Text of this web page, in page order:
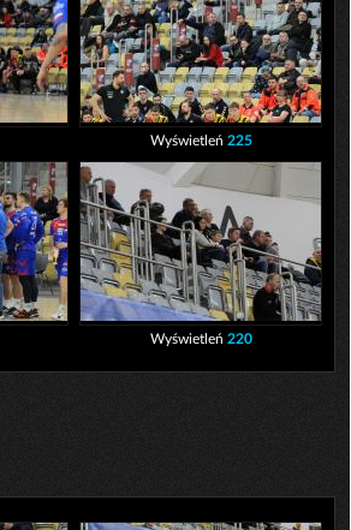
Wyświetleń 225
Wyświetleń 220